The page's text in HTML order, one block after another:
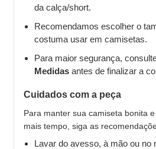
da calça/short.
Recomendamos escolher o
costuma usar em camisetas.
Para maior segurança,
Medidas antes de finalizar a
Cuidados com a peça
Para manter sua camiseta bonita
mais tempo, siga as
Lavar do avesso, à mão ou no